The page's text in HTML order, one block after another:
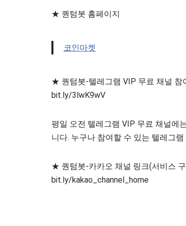
★ 퀀텀봇 홈페이지
코인마켓
★ 퀀텀봇-텔레그램 VIP 무료 채널 참
bit.ly/3lwK9wV
평일 오전 텔레그램 VIP 무료 채널에
니다. 누구나 참여할 수 있는 텔레그
★ 퀀텀봇-카카오 채널 링크(서비스
bit.ly/kakao_channel_home